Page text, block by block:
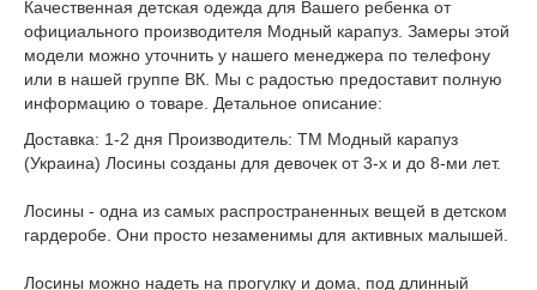
Качественная детская одежда для Вашего ребенка от
официального производителя Модный карапуз. Замеры этой
модели можно уточнить у нашего менеджера по телефону
или в нашей группе ВК. Мы с радостью предоставит полную
информацию о товаре. Детальное описание:
Доставка: 1-2 дня Производитель: ТМ Модный карапуз
(Украина) Лосины созданы для девочек от 3-х и до 8-ми лет.
Лосины - одна из самых распространенных вещей в детском
гардеробе. Они просто незаменимы для активных малышей.
Лосины можно надеть на прогулку и дома, под длинный